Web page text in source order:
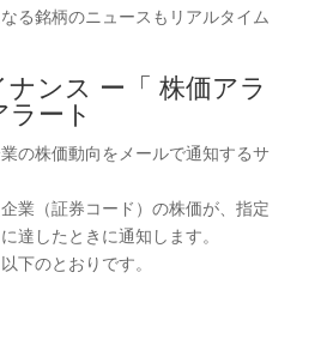
る銘柄のニュースもリアルタイム
ナンス ー「 株価アラ
ラート
の株価動向をメールで通知するサ
業（証券コード）の株価が、指定
達したときに通知します。
下のとおりです。